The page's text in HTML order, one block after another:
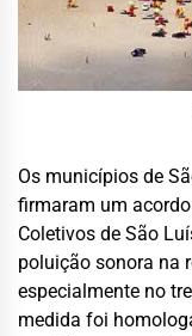
Os municípios de
firmaram um
Coletivos de São
poluição sonora na
especialmente no
medida foi